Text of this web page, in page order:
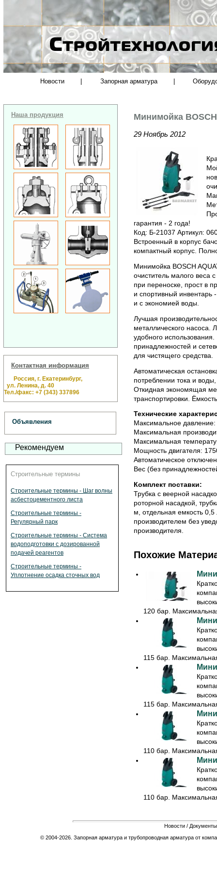
Новости Запорная арматура
Наша продукция
Контактная информация
Россия, г. Екатеринбург,
ул. Ленина, д. 40
Тел./факс: +7 (343) 337896
Объявления
Рекомендуем
Строительные термины
Строительные термины - Шаг волны
асбестоцементного листа
Строительные термины -
Регулярный парк
Строительные термины - Система
водоподготовки с дозированной
подачей реагентов
Строительные термины -
Уплотнение осадка сточных вод
Минимойка
29 Ноябрь 2012
гарантия - 2 года!
Код: Б-21037 Артикул:
Встроенный в корпус
компактный корпус.
Минимойка BOSCH
очиститель малого
при переноске, прост в
и спортивный инвентарь
и с экономией воды.
Лучшая
металлического насоса.
удобного
принадлежностей и
для чистящего средства.
Автоматическая
потреблении тока и
Откидная экономящая
транспортировки.
Технические
Максимальное
Максимальная
Максимальная
Мощность двигателя:
Автоматическое
Вес (без
Комплект поставки:
Трубка с веерной
роторной насадкой,
м, отдельная емкость
производителем без
производителя.
Похожие
120 бар.
115 бар.
115 бар.
110 бар.
110 бар.
Новости / Документы
© 2004-2026. Запорная арматура и трубопроводная арматура от